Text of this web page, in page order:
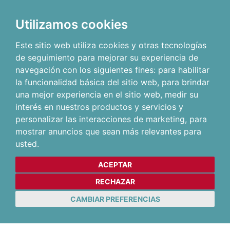
Utilizamos cookies
Este sitio web utiliza cookies y otras tecnologías
de seguimiento para mejorar su experiencia de
navegación con los siguientes fines: para habilitar
la funcionalidad básica del sitio web, para brindar
una mejor experiencia en el sitio web, medir su
interés en nuestros productos y servicios y
personalizar las interacciones de marketing, para
mostrar anuncios que sean más relevantes para
usted.
ACEPTAR
RECHAZAR
CAMBIAR PREFERENCIAS